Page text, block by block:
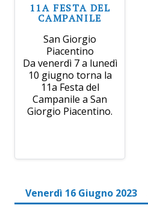
11A FESTA DEL
CAMPANILE
San Giorgio
Piacentino
Da venerdì 7 a lunedì
10 giugno torna la
11a Festa del
Campanile a San
Giorgio Piacentino.
Venerdì 16 Giugno 2023